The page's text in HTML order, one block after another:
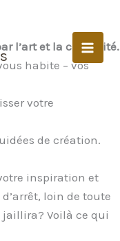
l’art et la créativité.
habite – vos
votre
de création.
inspiration et
loin de toute
jaillira? Voilà ce qui